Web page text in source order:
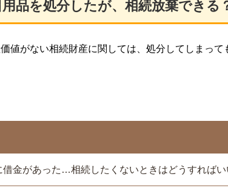
品を処分したが、相続放棄できる
値がない相続財産に関しては、処分してしまって
金があった…相続したくないときはどうすればい